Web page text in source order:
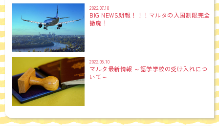
2022.07.18
BIG NEWS朗報！！！マルタの入国制限完全
撤廃！
2022.05.10
マルタ最新情報 ～語学学校の受け入れにつ
いて～